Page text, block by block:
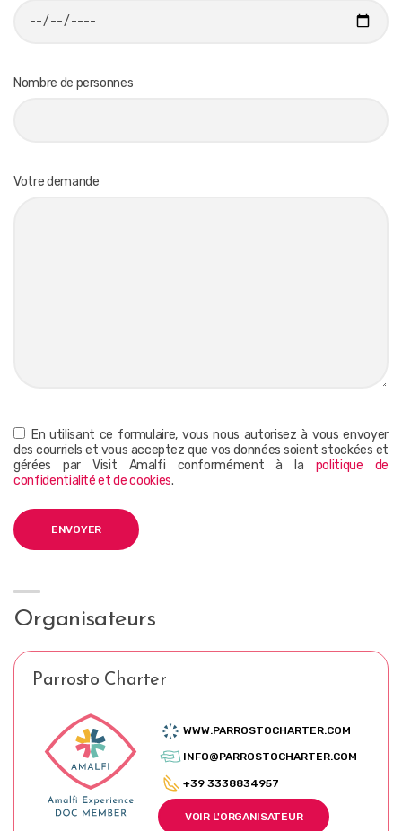
Nombre de personnes
Votre demande
En utilisant ce formulaire, vous nous autorisez à vous envoyer
des courriels et vous acceptez que vos données soient stockées et
gérées par Visit Amalfi conformément à la politique de
confidentialité et de cookies.
Organisateurs
Parrosto Charter
WWW.PARROSTOCHARTER.COM
INFO@PARROSTOCHARTER.COM
+39 3338834957
VOIR L'ORGANISATEUR